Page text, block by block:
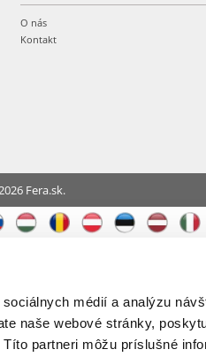
médií a analýzu
naše webové stránky,
partneri môžu príslušné
O nás
Kontakt
Fera.sk.